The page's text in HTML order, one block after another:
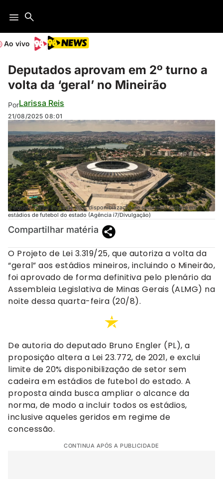
Ao vivo
Deputados aprovam em 2º turno a
volta da ‘geral’ no Mineirão
PorLarissa Reis
21/08/2025 08:01
O projeto exclui limite de 20% disponibilização de setor sem cadeira em
estádios de futebol do estado (Agência i7/Divulgação)
Compartilhar matéria
O Projeto de Lei 3.319/25, que autoriza a volta da
“geral” aos estádios mineiros, incluindo o Mineirão,
foi aprovado de forma definitiva pelo plenário da
Assembleia Legislativa de Minas Gerais (ALMG) na
noite dessa quarta-feira (20/8).
De autoria do deputado Bruno Engler (PL), a
proposição altera a Lei 23.772, de 2021, e exclui
limite de 20% disponibilização de setor sem
cadeira em estádios de futebol do estado. A
proposta ainda busca ampliar o alcance da
norma, de modo a incluir todos os estádios,
inclusive aqueles geridos em regime de
concessão.
CONTINUA APÓS A PUBLICIDADE